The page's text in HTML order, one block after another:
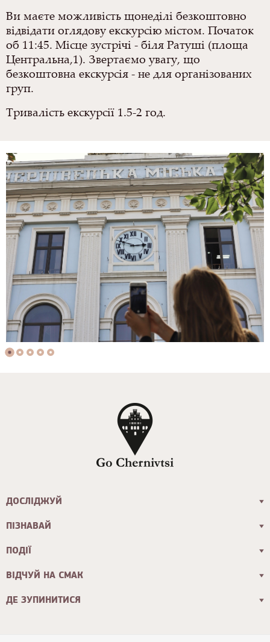
Ви маєте можливість щонеділі безкоштовно
відвідати оглядову екскурсію містом. Початок
об 11:45. Місце зустрічі - біля Ратуші (площа
Центральна,1). Звертаємо увагу, що
безкоштовна екскурсія - не для організованих
груп.
Тривалість екскурсії 1.5-2 год.
ДОСЛІДЖУЙ
ПІЗНАВАЙ
ПОДІЇ
ВІДЧУЙ НА СМАК
ДЕ ЗУПИНИТИСЯ